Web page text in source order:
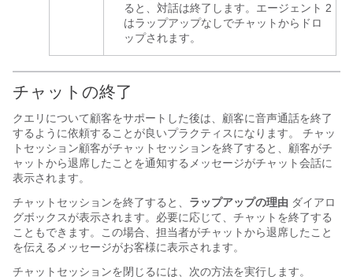
ると、対話は終了します。エージェント 2
はラップアップなしでチャットからドロ
ップされます。
チャットの終了
クエリについて顧客をサポートした後は、顧客に音声通話を終了
するように依頼することが良いプラクティスになります。
チャッ
トセッション顧客がチャットセッションを終了すると、顧客がチ
ャットから退席したことを通知するメッセージがチャット会話に
表示されます。
チャットセッションを終了すると、 ラップアップの理由 ダイアロ
グボックスが表示されます。必要に応じて、チャットを終了する
こともできます。この場合、担当者がチャットから退席したこと
を伝えるメッセージがお客様に表示されます。
チャットセッションを閉じるには、次の方法を実行します。